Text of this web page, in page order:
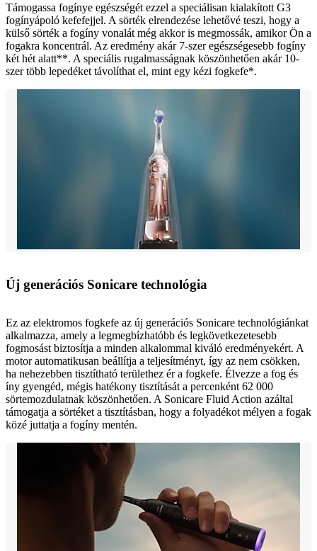
Támogassa fogínye egészségét ezzel a speciálisan kialakított G3
fogínyápoló kefefejjel. A sörték elrendezése lehetővé teszi, hogy a
külső sörték a fogíny vonalát még akkor is megmossák, amikor Ön a
fogakra koncentrál. Az eredmény akár 7-szer egészségesebb fogíny
két hét alatt**. A speciális rugalmasságnak köszönhetően akár 10-
szer több lepedéket távolíthat el, mint egy kézi fogkefe*.
Új generációs Sonicare technológia
Ez az elektromos fogkefe az új generációs Sonicare technológiánkat
alkalmazza, amely a legmegbízhatóbb és legkövetkezetesebb
fogmosást biztosítja a minden alkalommal kiváló eredményekért. A
motor automatikusan beállítja a teljesítményt, így az nem csökken,
ha nehezebben tisztítható területhez ér a fogkefe. Élvezze a fog és
íny gyengéd, mégis hatékony tisztítását a percenként 62 000
sörtemozdulatnak köszönhetően. A Sonicare Fluid Action azáltal
támogatja a sörtéket a tisztításban, hogy a folyadékot mélyen a fogak
közé juttatja a fogíny mentén.